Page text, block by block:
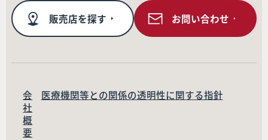
販売店を探す お問い合わせ
会
社
概
要
医療機関等との関係の透明性に関する指針